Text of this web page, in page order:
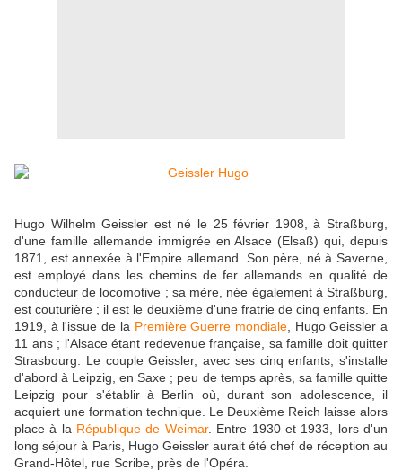
Hugo Wilhelm Geissler est né le 25 février 1908, à Straßburg,
d'une famille allemande immigrée en Alsace (Elsaß) qui, depuis
1871, est annexée à l'Empire allemand. Son père, né à Saverne,
est employé dans les chemins de fer allemands en qualité de
conducteur de locomotive ; sa mère, née également à Straßburg,
est couturière ; il est le deuxième d'une fratrie de cinq enfants. En
1919, à l'issue de la Première Guerre mondiale, Hugo Geissler a
11 ans ; l'Alsace étant redevenue française, sa famille doit quitter
Strasbourg. Le couple Geissler, avec ses cinq enfants, s'installe
d'abord à Leipzig, en Saxe ; peu de temps après, sa famille quitte
Leipzig pour s'établir à Berlin où, durant son adolescence, il
acquiert une formation technique. Le Deuxième Reich laisse alors
place à la République de Weimar. Entre 1930 et 1933, lors d'un
long séjour à Paris, Hugo Geissler aurait été chef de réception au
Grand-Hôtel, rue Scribe, près de l'Opéra.